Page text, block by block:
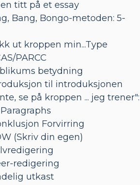
titt på et essay
Bang, Bongo-metoden: 5-
ut kroppen min...Type
PARCC
betydning
til introduksjonen
se på kroppen ... jeg trener":
Forvirring
(Skriv din egen)
redigering
utkast